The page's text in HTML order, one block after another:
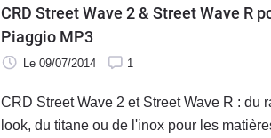
CRD ­Street Wave 2 & Street Wave R
Piaggio MP3
Le 09/07/2014 1
CRD Street Wave 2 et Street Wave R : du
look, du titane ou de l'inox pour les